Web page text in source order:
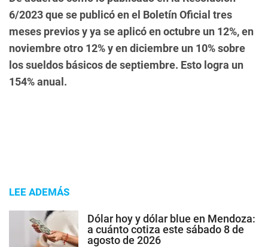
6/2023 que se publicó en el Boletín Oficial tres
meses previos y ya se aplicó en octubre un 12%, en
noviembre otro 12% y en diciembre un 10% sobre
los sueldos básicos de septiembre. Esto logra un
154% anual.
LEE ADEMÁS
Dólar hoy y dólar blue en Mendoza:
a cuánto cotiza este sábado 8 de
agosto de 2026